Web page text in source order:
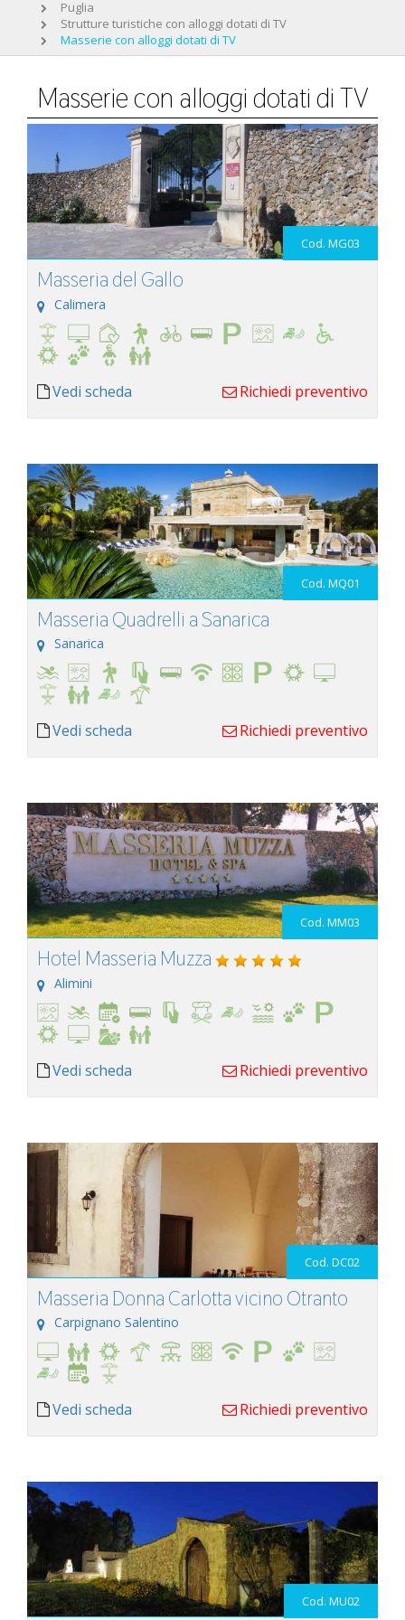
Puglia
Strutture turistiche con alloggi dotati di TV
Masserie con alloggi dotati di TV
Masserie con alloggi dotati di TV
Cod. MG03
Masseria del Gallo
Calimera
Vedi scheda Richiedi preventivo
Cod. MQ01
Masseria Quadrelli a Sanarica
Sanarica
Vedi scheda Richiedi preventivo
Cod. MM03
Hotel Masseria Muzza
Alimini
Vedi scheda Richiedi preventivo
Cod. DC02
Masseria Donna Carlotta vicino Otranto
Carpignano Salentino
Vedi scheda Richiedi preventivo
Cod. MU02